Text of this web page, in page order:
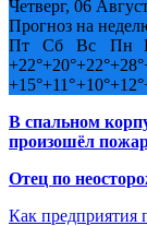
Четверг, 06
Прогноз на
Пт
Сб Вс Пн
+22°+20°+22°+28°
+15°+11°+10°+12°
В спальном
произошёл
Отец по
Как предприятия